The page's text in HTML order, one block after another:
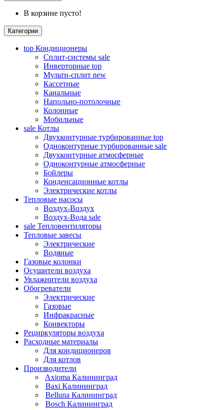
В корзине пусто!
Категории
top Кондиционеры
Сплит-системы sale
Инверторные top
Мульти-сплит new
Кассетные
Канальные
Напольно-потолочные
Колонные
Мобильные
sale Котлы
Двухконтурные турбированные top
Одноконтурные турбированные sale
Двухконтурные атмосферные
Одноконтурные атмосферные
Бойлеры
Конденсационные котлы
Электрические котлы
Тепловые насосы
Воздух-Воздух
Воздух-Вода sale
sale Тепловентиляторы
Тепловые завесы
Электрические
Водяные
Газовые колонки
Осушители воздуха
Увлажнители воздуха
Обогреватели
Электрические
Газовые
Инфракрасные
Конвекторы
Рециркуляторы воздуха
Расходные материалы
Для кондиционеров
Для котлов
Производители
Axioma Калининград
Baxi Калининград
Belluna Калининград
Bosch Калининград